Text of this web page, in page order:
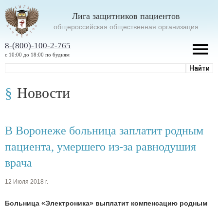
Лига защитников пациентов
oбщероссийская общественная организация
8-(800)-100-2-765
с 10:00 до 18:00 по будням
Новости
В Воронеже больница заплатит родным
пациента, умершего из-за равнодушия
врача
12 Июля 2018 г.
Больница «Электроника» выплатит компенсацию родным